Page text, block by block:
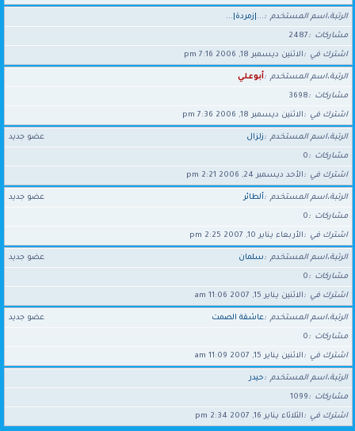
الرتبة،اسم المستخدم ...|زمردة|...
مشاركات 2487
اشترك في الاثنين ديسمبر 18, 2006 7:16 pm
الرتبة،اسم المستخدم أبوعلي
مشاركات 3698
اشترك في الاثنين ديسمبر 18, 2006 7:36 pm
الرتبة،اسم المستخدم عضو جديد زلزال
مشاركات 0
اشترك في الأحد ديسمبر 24, 2006 2:21 pm
الرتبة،اسم المستخدم عضو جديد ألطائر
مشاركات 0
اشترك في الأربعاء يناير 10, 2007 2:25 pm
الرتبة،اسم المستخدم عضو جديد سلمان
مشاركات 0
اشترك في الاثنين يناير 15, 2007 11:06 am
الرتبة،اسم المستخدم عضو جديد عاشقة الصمت
مشاركات 0
اشترك في الاثنين يناير 15, 2007 11:09 am
الرتبة،اسم المستخدم حيدر
مشاركات 1099
اشترك في الثلاثاء يناير 16, 2007 2:34 pm